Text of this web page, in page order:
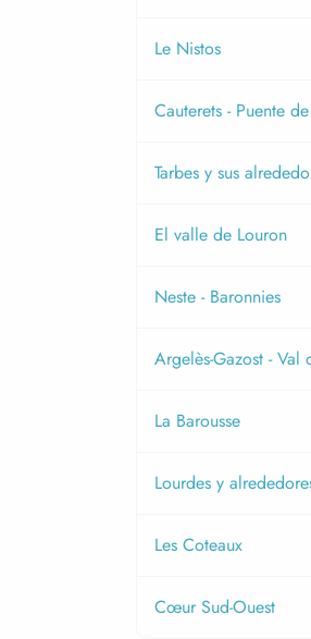
Le Nistos
Cauterets - Puente
Tarbes y sus
El valle de Louron
Neste - Baronnies
Argelès-Gazost - Val
La Barousse
Lourdes y
Les Coteaux
Cœur Sud-Ouest